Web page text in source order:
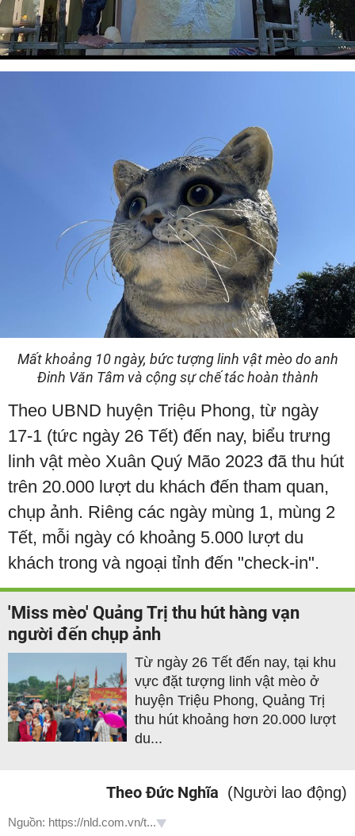
Mất khoảng 10 ngày, bức tượng linh vật mèo do anh
Đinh Văn Tâm và cộng sự chế tác hoàn thành
Theo UBND huyện Triệu Phong, từ ngày
17-1 (tức ngày 26 Tết) đến nay, biểu trưng
linh vật mèo Xuân Quý Mão 2023 đã thu hút
trên 20.000 lượt du khách đến tham quan,
chụp ảnh. Riêng các ngày mùng 1, mùng 2
Tết, mỗi ngày có khoảng 5.000 lượt du
khách trong và ngoại tỉnh đến "check-in".
'Miss mèo' Quảng Trị thu hút hàng vạn
người đến chụp ảnh
Từ ngày 26 Tết đến nay, tại khu
vực đặt tượng linh vật mèo ở
huyện Triệu Phong, Quảng Trị
thu hút khoảng hơn 20.000 lượt
du...
Theo Đức Nghĩa (Người lao động)
Nguồn: https://nld.com.vn/t...